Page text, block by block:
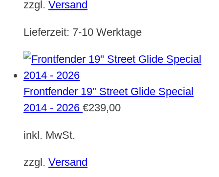
zzgl. Versand
Lieferzeit: 7-10 Werktage
Frontfender 19" Street Glide Special
2014 - 2026 €239,00
inkl. MwSt.
zzgl. Versand